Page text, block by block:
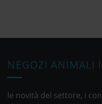
NEGOZI ANIMALI
le novità del settore, i